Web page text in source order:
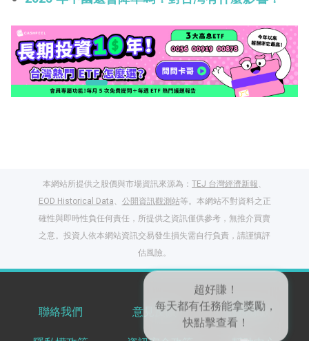
本網站所提供之股價與市場資訊來源為： TEJ 台灣經濟新報、
EOD Historical Data、 公開資訊觀測站等。本網站不對資料之正
確性與即時性負任何責任，所提供之資訊僅供參考，無推介買賣
之意。投資人依本網站資訊交易發生損失需自行負責，請謹慎評
估風險。
聯絡我們 意見反饋 服務條款
任一文章